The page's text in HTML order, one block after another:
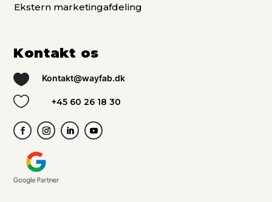
Ekstern marketingafdeling
Kontakt os
 Kontakt@wayfab.dk
 +45 60 26 18 30